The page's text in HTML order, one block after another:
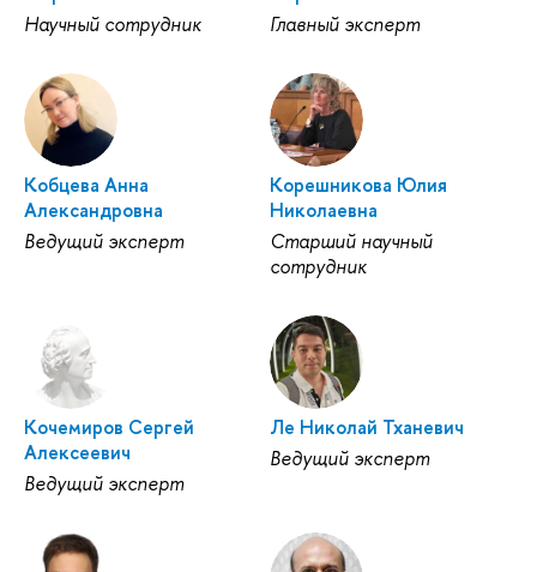
Научный сотрудник
Главный эксперт
Кобцева Анна
Александровна
Ведущий эксперт
Корешникова Юлия
Николаевна
Старший научный
сотрудник
Кочемиров Сергей
Алексеевич
Ведущий эксперт
Ле Николай Тханевич
Ведущий эксперт